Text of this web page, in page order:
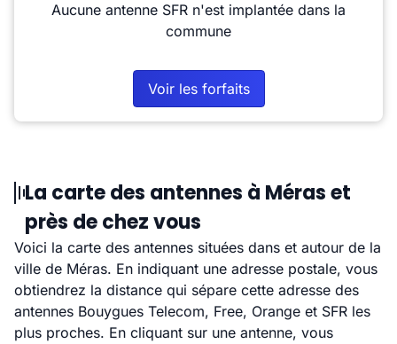
Aucune antenne SFR n'est implantée dans la
commune
Voir les forfaits
La carte des antennes à Méras et
près de chez vous
Voici la carte des antennes situées dans et autour de la
ville de Méras. En indiquant une adresse postale, vous
obtiendrez la distance qui sépare cette adresse des
antennes Bouygues Telecom, Free, Orange et SFR les
plus proches. En cliquant sur une antenne, vous